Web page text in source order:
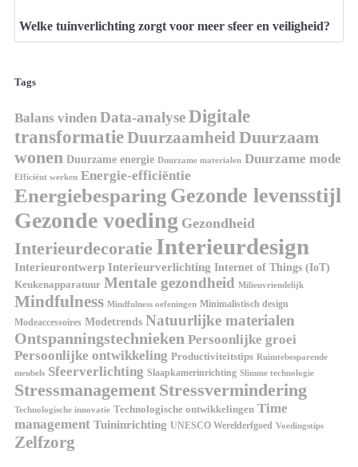
Welke tuinverlichting zorgt voor meer sfeer en veiligheid?
Tags
Balans vinden Data-analyseDigitale
transformatieDuurzaamheidDuurzaam
wonen Duurzame energie Duurzame materialen Duurzame mode
Efficiënt werken Energie-efficiëntie
Energiebesparing Gezonde levensstijl
Gezonde voeding Gezondheid
Interieurdecoratie Interieurdesign
Interieurontwerp Interieurverlichting Internet of Things (IoT)
Keukenapparatuur Mentale gezondheid Milieuvriendelijk
Mindfulness Mindfulness oefeningen Minimalistisch design
Modeaccessoires Modetrends Natuurlijke materialen
Ontspanningstechnieken Persoonlijke groei
Persoonlijke ontwikkeling Productiviteitstips Ruimtebesparende
meubels Sfeerverlichting Slaapkamerinrichting Slimme technologie
Stressmanagement Stressvermindering
Technologische innovatie Technologische ontwikkelingen Time
management Tuininrichting UNESCO Werelderfgoed Voedingstips
Zelfzorg